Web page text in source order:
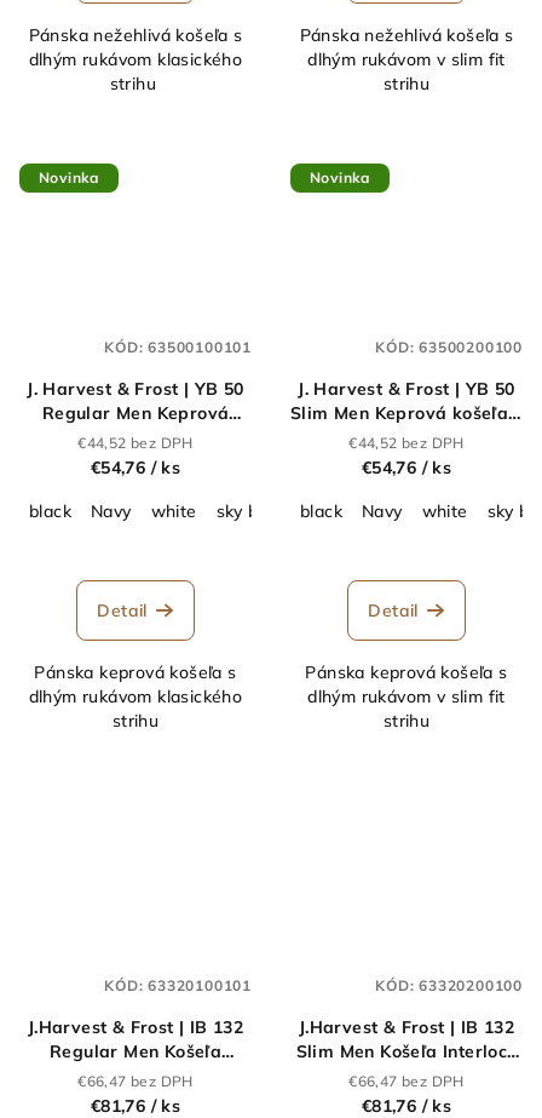
Pánska nežehlivá košeľa s
dlhým rukávom klasického
strihu
Pánska nežehlivá košeľa s
dlhým rukávom v slim fit
strihu
Novinka
J. Harvest & Frost | YB 50
Regular Men Keprová
košeľa s dlhým
rukávom_63.5001
€44,52 bez DPH
€54,76 / ks
black
Navy white sky blue grey navy stripe sky
Detail
Pánska keprová košeľa s
dlhým rukávom klasického
strihu
KÓD:63500100101
Novinka
J. Harvest & Frost | YB 50
Slim Men Keprová košeľa s
dlhým rukávom_63.5002
€44,52 bez DPH
€54,76 / ks
black
Navy white sky
Detail
Pánska keprová košeľa s
dlhým rukávom v slim fit
strihu
KÓD:63500200100
J.Harvest & Frost | IB 132
Regular Men Košeľa
Interlock s dlhým
rukávom_63.3201
€66,47 bez DPH
€81,76 / ks
KÓD:63320100101
J.Harvest & Frost | IB 132
Slim Men Košeľa Interlock
s dlhým rukávom_63.3202
€66,47 bez DPH
€81,76 / ks
KÓD:63320200100